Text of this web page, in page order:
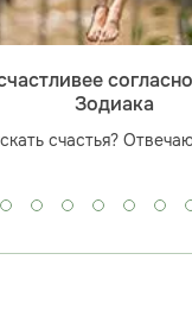
Зодиака
счастья?